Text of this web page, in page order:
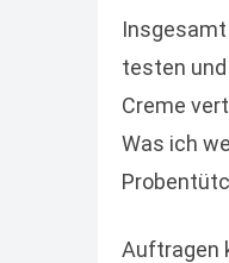
testen
Creme
Was ich
Auftragen